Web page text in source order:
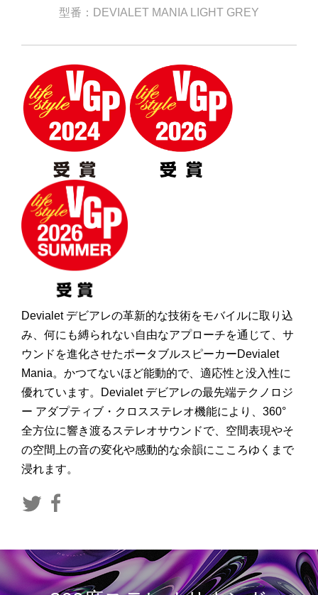
型番：DEVIALET MANIA LIGHT GREY
Devialet デビアレの革新的な技術をモバイルに取り込
み、何にも縛られない自由なアプローチを通じて、サ
ウンドを進化させたポータブルスピーカーDevialet
Mania。かつてないほど能動的で、適応性と没入性に
優れています。Devialet デビアレの最先端テクノロジ
ー アダプティブ・クロスステレオ機能により、360°
全方位に響き渡るステレオサウンドで、空間表現やそ
の空間上の音の変化や感動的な余韻にこころゆくまで
浸れます。